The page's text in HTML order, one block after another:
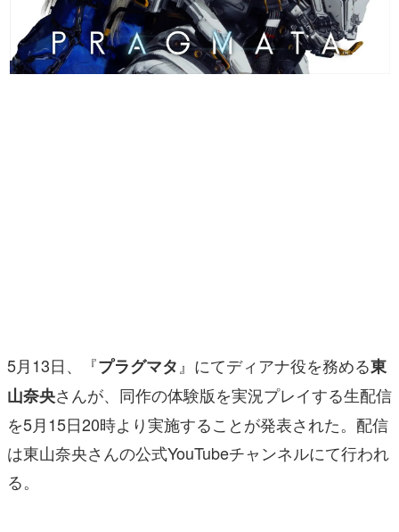
若ゲのいたり〜ゲームクリエイターの青春〜
『うつヌケ』『ペンと箸』等で知られるマンガ家・田中圭
一先生によるゲーム業界レポートマンガです。
女性向け
アプリレビュー
その他
5月13日、『プラグマタ 』にてディアナ役を務める東
山奈央さんが、同作の体験版を実況プレイする生配信
を5月15日20時より実施することが発表された。配信
は東山奈央さんの公式YouTubeチャンネルにて行われ
る。